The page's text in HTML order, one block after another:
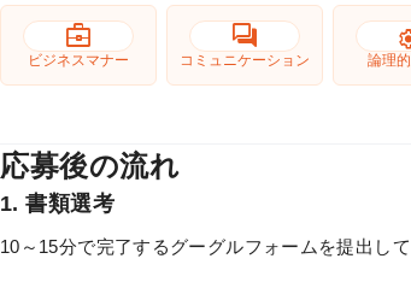
business_center
ビジネスマナー
forum
コミュニケーション 論理
応募後の流れ
1. 書類選考
10～15分で完了するグーグルフォームを提出して